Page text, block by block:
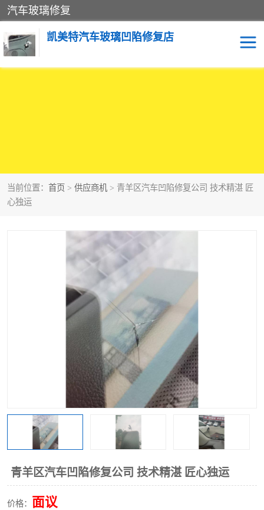
汽车玻璃修复
凯美特汽车玻璃凹陷修复店
当前位置： 首页 > 供应商机 > 青羊区汽车凹陷修复公司 技术精湛 匠
心独运
青羊区汽车凹陷修复公司 技术精湛 匠心独运
价格： 面议